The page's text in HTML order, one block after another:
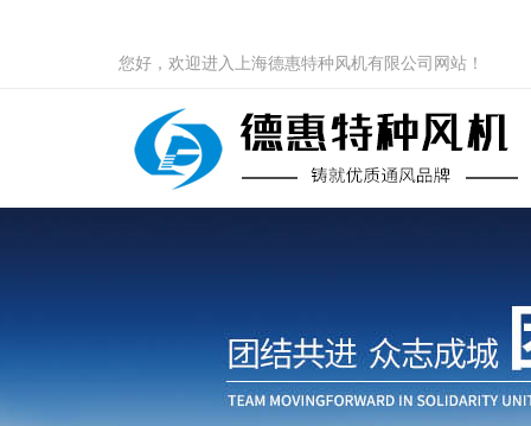
您好，欢迎进入上海德惠特种风机有限公司网站！